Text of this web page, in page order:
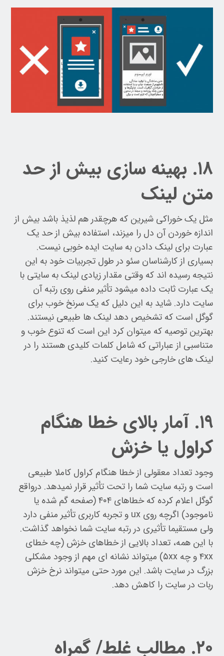
۱۸. بهینه سازی بیش از حد
متن لینک
مثل یک خوراکی شیرین که هرچقدر هم لذیذ باشد بیش از
اندازه خوردن آن دل را میزند، استفاده بیش از حد یک
عبارت برای لینک دادن به سایت ایده خوبی نیست.
بسیاری از کارشناسان سئو در طول تجربیات خود به این
نتیجه رسیده اند که وقتی مقدار زیادی لینک به سایتی با
یک عبارت ثابت داده میشود تأثیر منفی روی رتبه آن
سایت دارد. شاید به این دلیل که یک سرنخ خوب برای
گوگل است که تشخیص دهد لینک ها طبیعی نیستند.
بهترین توصیه که میتوان کرد این است که تنوع خوب و
متناسبی از عباراتی که شامل کلمات کلیدی هستند را در
لینک های خارجی خود رعایت کنید.
۱۹. آمار بالای خطا هنگام
کراول یا خزش
وجود تعداد معقولی از خطا هنگام کراول کاملا طبیعی
است و رتبه سایت شما را تحت تأثیر قرار نمیدهد. درواقع
گوگل اعلام کرده که خطاهای ۴۰۴ (صفحه گم شده یا
ناموجود) اگرچه روی ux و تجربه کاربری تأثیر منفی دارد
ولی مستقیما تأثیری در رتبه سایت شما نخواهد گذاشت.
با این همه، تعداد بالایی از خطاهای خزش (چه خطای
۴xx و چه ۵xx) میتواند نشانه ای مهم از وجود مشکلی
بزرگ در سایت باشد. این مورد حتی میتواند نرخ خزش
ربات در سایت را کاهش دهد.
۲۰. مطالب غلط/ گمراه